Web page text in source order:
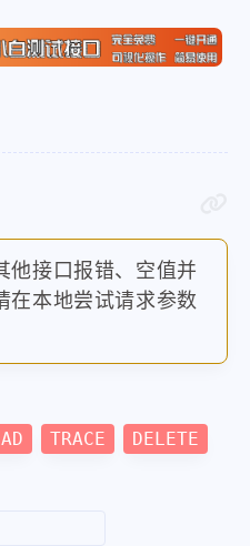
他接口报错、空值并
在本地尝试请求参数
TRACE
DELETE